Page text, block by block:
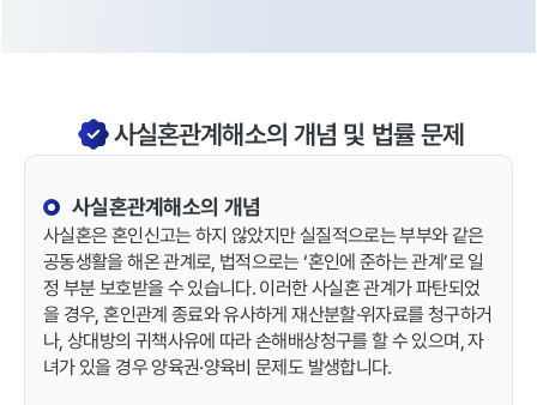
사실혼관계해소의 개념 및 법률 문제
사실혼관계해소의 개념
사실혼은 혼인신고는 하지 않았지만 실질적으로는 부부와 같은
공동생활을 해온 관계로, 법적으로는 ‘혼인에 준하는 관계’로 일
정 부분 보호받을 수 있습니다. 이러한 사실혼 관계가 파탄되었
을 경우, 혼인관계 종료와 유사하게 재산분할·위자료를 청구하거
나, 상대방의 귀책사유에 따라 손해배상청구를 할 수 있으며, 자
녀가 있을 경우 양육권·양육비 문제도 발생합니다.